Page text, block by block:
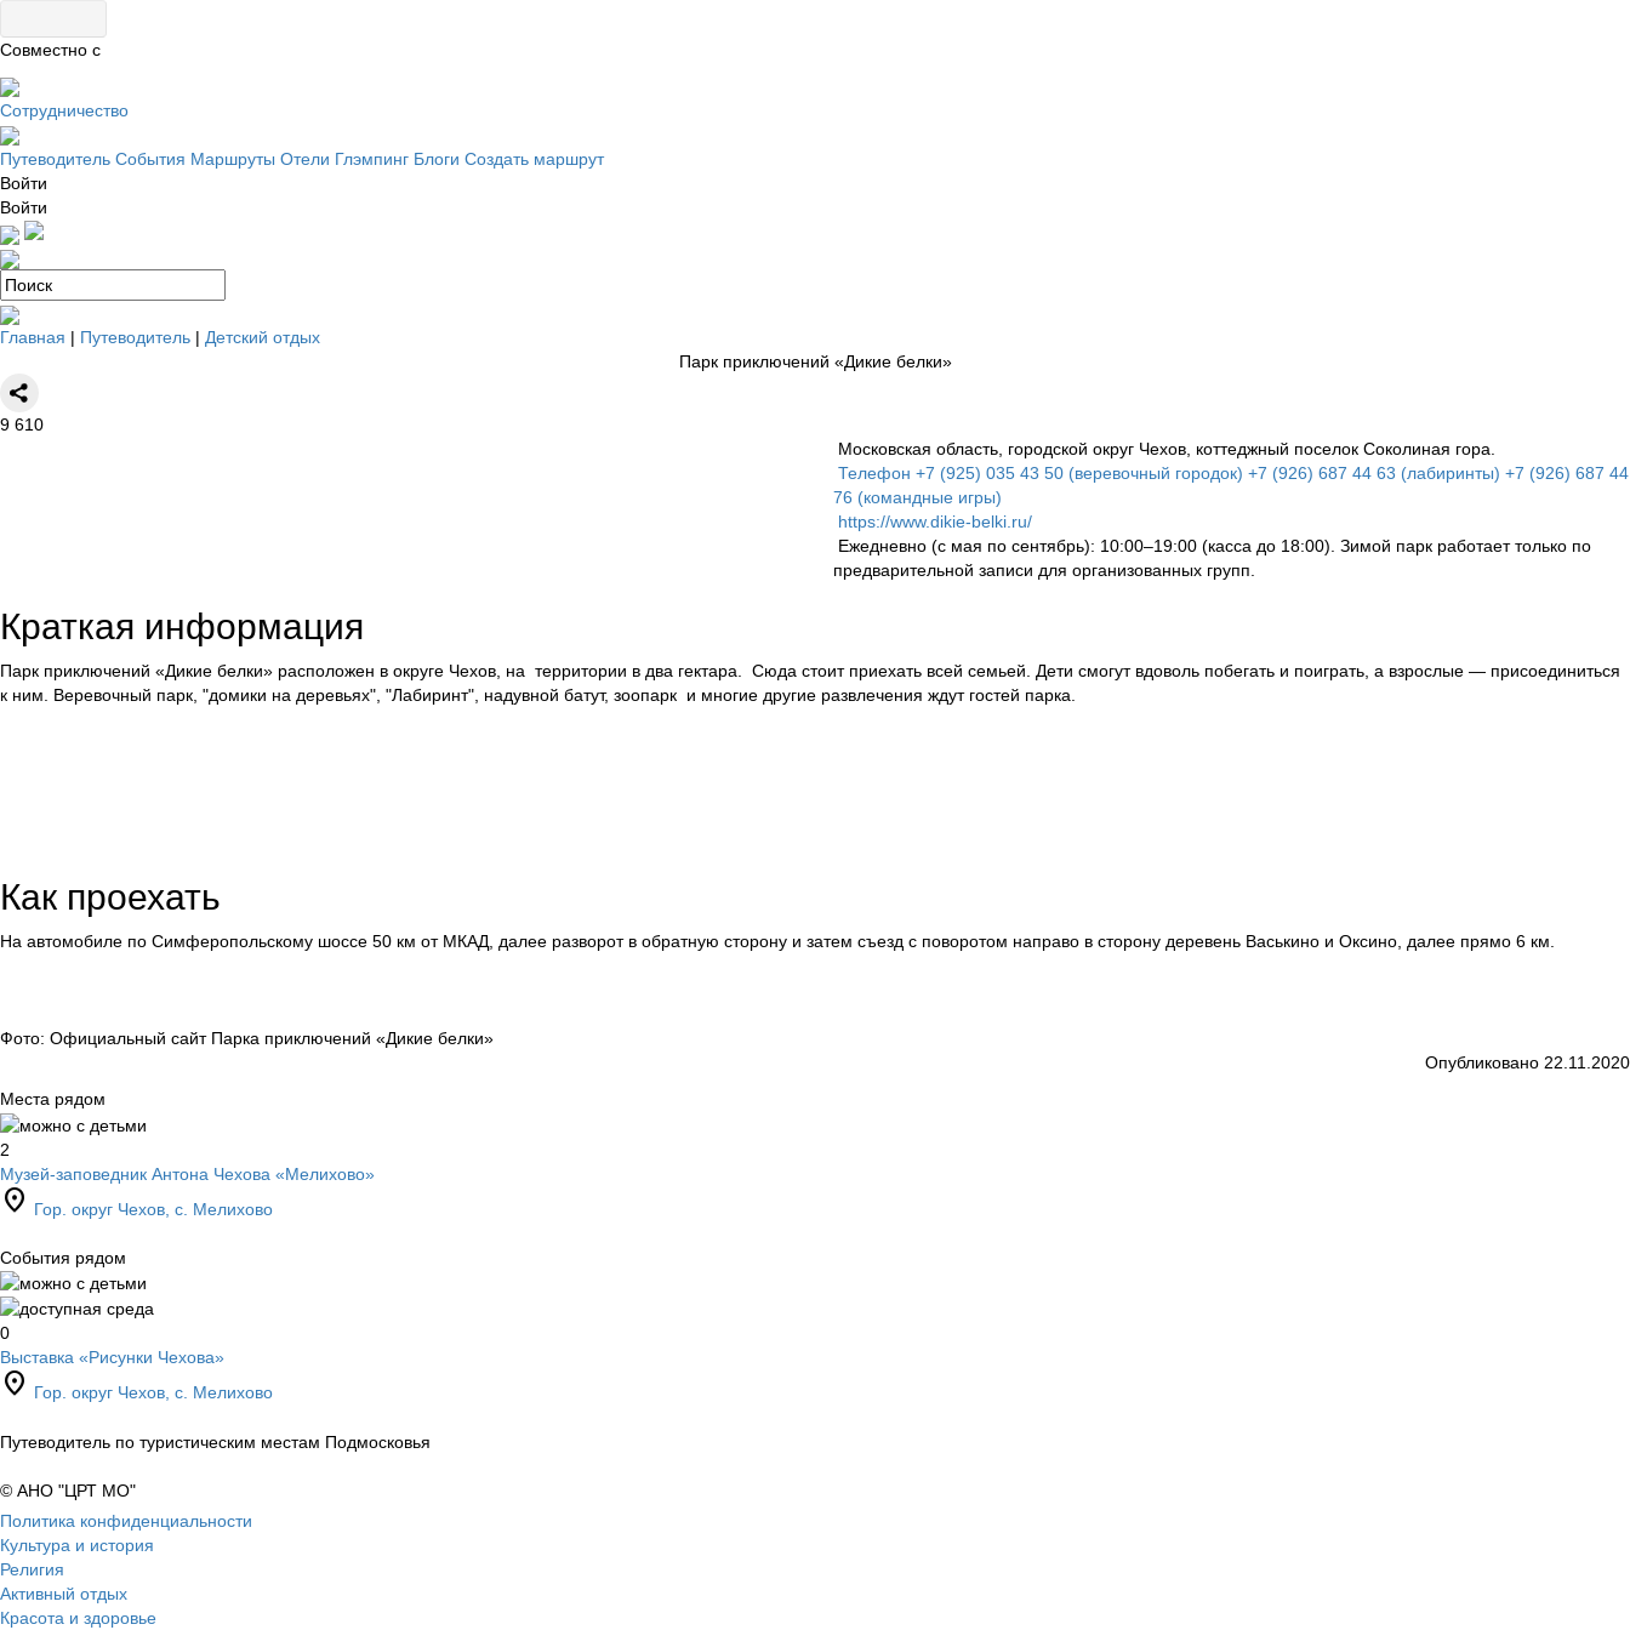
Совместно с
Сотрудничество
Путеводитель События Маршруты Отели Глэмпинг Блоги Создать маршрут
Войти
Войти
Главная | Путеводитель | Детский отдых
Парк приключений «Дикие белки»
9 610
Московская область, городской округ Чехов, коттеджный поселок Соколиная гора.
Телефон +7 (925) 035 43 50 (веревочный городок) +7 (926) 687 44 63 (лабиринты) +7 (926) 687 44
76 (командные игры)
https://www.dikie-belki.ru/
Ежедневно (с мая по сентябрь): 10:00–19:00 (касса до 18:00). Зимой парк работает только по
предварительной записи для организованных групп.
Краткая информация
Парк приключений «Дикие белки» расположен в округе Чехов, на территории в два гектара. Сюда стоит приехать всей семьей. Дети смогут вдоволь побегать и поиграть, а взрослые — присоединиться
к ним. Веревочный парк, "домики на деревьях", "Лабиринт", надувной батут, зоопарк и многие другие развлечения ждут гостей парка.
Как проехать
На автомобиле по Симферопольскому шоссе 50 км от МКАД, далее разворот в обратную сторону и затем съезд с поворотом направо в сторону деревень Васькино и Оксино, далее прямо 6 км.
Фото: Официальный сайт Парка приключений «Дикие белки»
Опубликовано 22.11.2020
Места рядом
2
Музей-заповедник Антона Чехова «Мелихово»
location_on Гор. округ Чехов, с. Мелихово
События рядом
0
Выставка «Рисунки Чехова»
location_on Гор. округ Чехов, с. Мелихово
Путеводитель по туристическим местам Подмосковья
© АНО "ЦРТ МО"
Политика конфиденциальности
Культура и история
Религия
Активный отдых
Красота и здоровье